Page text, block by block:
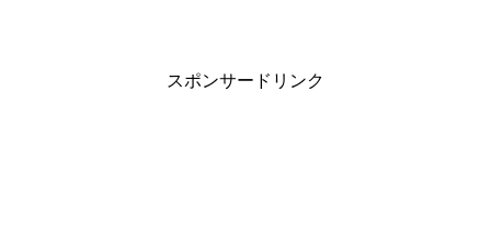
スポンサードリンク